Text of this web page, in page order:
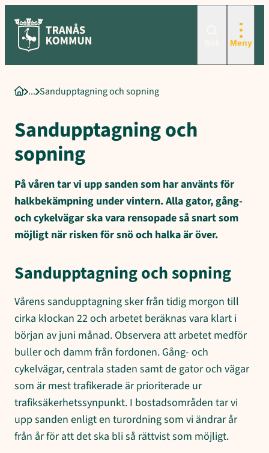
innehåll
Meny
StartsidaSandupptagning och sopning
Sandupptagning och
sopning
På våren tar vi upp sanden som har använts för
halkbekämpning under vintern. Alla gator, gång-
och cykelvägar ska vara rensopade så snart som
möjligt när risken för snö och halka är över.
Sandupptagning och sopning
Vårens sandupptagning sker från tidig morgon till
cirka klockan 22 och arbetet beräknas vara klart i
början av juni månad. Observera att arbetet medför
buller och damm från fordonen. Gång- och
cykelvägar, centrala staden samt de gator och vägar
som är mest trafikerade är prioriterade ur
trafiksäkerhetssynpunkt. I bostadsområden tar vi
upp sanden enligt en turordning som vi ändrar år
från år för att det ska bli så rättvist som möjligt.